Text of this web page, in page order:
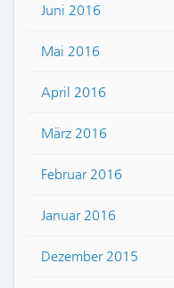
Juni 2016
Mai 2016
April 2016
März 2016
Februar 2016
Januar 2016
Dezember 2015